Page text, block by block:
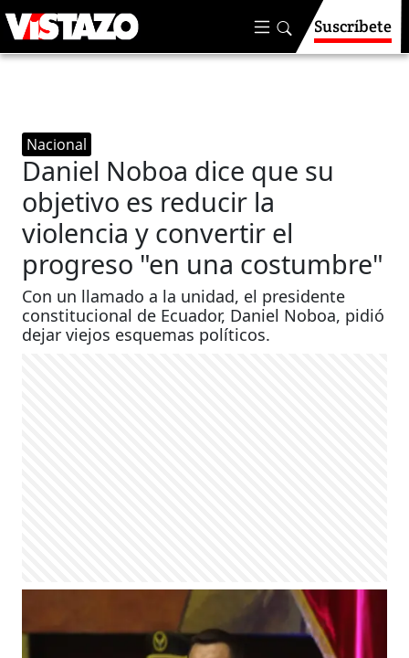
Suscríbete
Nacional
Daniel Noboa dice que su
objetivo es reducir la
violencia y convertir el
progreso "en una costumbre"
Con un llamado a la unidad, el presidente
constitucional de Ecuador, Daniel Noboa, pidió
dejar viejos esquemas políticos.